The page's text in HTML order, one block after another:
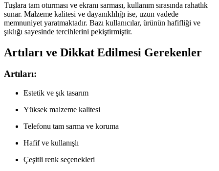
Tuşlara tam oturması ve ekranı sarması, kullanım sırasında rahatlık
sunar. Malzeme kalitesi ve dayanıklılığı ise, uzun vadede
memnuniyet yaratmaktadır. Bazı kullanıcılar, ürünün hafifliği ve
şıklığı sayesinde tercihlerini pekiştirmiştir.
Artıları ve Dikkat Edilmesi Gerekenler
Artıları:
Estetik ve şık tasarım
Yüksek malzeme kalitesi
Telefonu tam sarma ve koruma
Hafif ve kullanışlı
Çeşitli renk seçenekleri